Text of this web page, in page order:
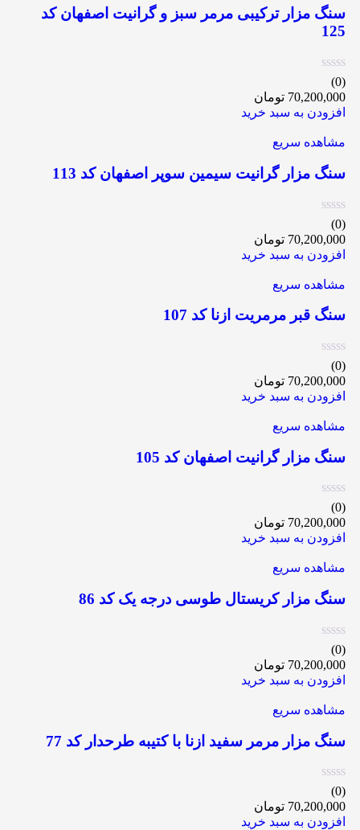
سنگ مزار ترکیبی مرمر سبز و گرانیت اصفهان کد
125
(0)
70,200,000 تومان
افزودن به سبد خرید
مشاهده سریع
سنگ مزار گرانیت سیمین سوپر اصفهان کد 113
(0)
70,200,000 تومان
افزودن به سبد خرید
مشاهده سریع
سنگ قبر مرمریت ازنا کد 107
(0)
70,200,000 تومان
افزودن به سبد خرید
مشاهده سریع
سنگ مزار گرانیت اصفهان کد 105
(0)
70,200,000 تومان
افزودن به سبد خرید
مشاهده سریع
سنگ مزار کریستال طوسی درجه یک کد 86
(0)
70,200,000 تومان
افزودن به سبد خرید
مشاهده سریع
سنگ مزار مرمر سفید ازنا با کتیبه طرحدار کد 77
(0)
70,200,000 تومان
افزودن به سبد خرید